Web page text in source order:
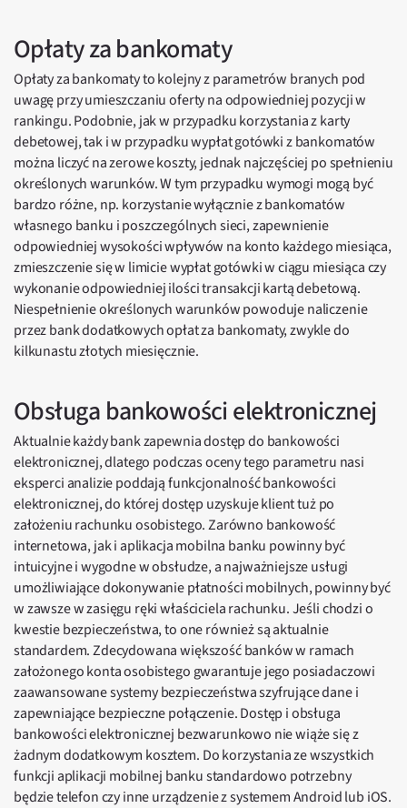
Opłaty za bankomaty
Opłaty za bankomaty to kolejny z parametrów branych pod
uwagę przy umieszczaniu oferty na odpowiedniej pozycji w
rankingu. Podobnie, jak w przypadku korzystania z karty
debetowej, tak i w przypadku wypłat gotówki z bankomatów
można liczyć na zerowe koszty, jednak najczęściej po spełnieniu
określonych warunków. W tym przypadku wymogi mogą być
bardzo różne, np. korzystanie wyłącznie z bankomatów
własnego banku i poszczególnych sieci, zapewnienie
odpowiedniej wysokości wpływów na konto każdego miesiąca,
zmieszczenie się w limicie wypłat gotówki w ciągu miesiąca czy
wykonanie odpowiedniej ilości transakcji kartą debetową.
Niespełnienie określonych warunków powoduje naliczenie
przez bank dodatkowych opłat za bankomaty, zwykle do
kilkunastu złotych miesięcznie.
Obsługa bankowości elektronicznej
Aktualnie każdy bank zapewnia dostęp do bankowości
elektronicznej, dlatego podczas oceny tego parametru nasi
eksperci analizie poddają funkcjonalność bankowości
elektronicznej, do której dostęp uzyskuje klient tuż po
założeniu rachunku osobistego. Zarówno bankowość
internetowa, jak i aplikacja mobilna banku powinny być
intuicyjne i wygodne w obsłudze, a najważniejsze usługi
umożliwiające dokonywanie płatności mobilnych, powinny być
w zawsze w zasięgu ręki właściciela rachunku. Jeśli chodzi o
kwestie bezpieczeństwa, to one również są aktualnie
standardem. Zdecydowana większość banków w ramach
założonego konta osobistego gwarantuje jego posiadaczowi
zaawansowane systemy bezpieczeństwa szyfrujące dane i
zapewniające bezpieczne połączenie. Dostęp i obsługa
bankowości elektronicznej bezwarunkowo nie wiąże się z
żadnym dodatkowym kosztem. Do korzystania ze wszystkich
funkcji aplikacji mobilnej banku standardowo potrzebny
będzie telefon czy inne urządzenie z systemem Android lub iOS.